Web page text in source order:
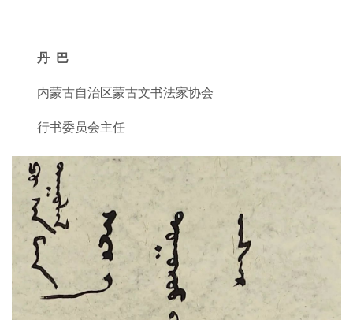
丹 巴
内蒙古自治区蒙古文书法家协会
行书委员会主任